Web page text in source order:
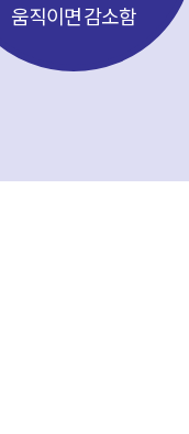
움직이면 감소함